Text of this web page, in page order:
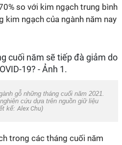
so với kim ngạch trung bình
kim ngạch của ngành năm nay
gỗ những tháng cuối năm 2021.
cứu dựa trên nguồn giữ liệu
kế:Alex Chu)
trong các tháng cuối năm